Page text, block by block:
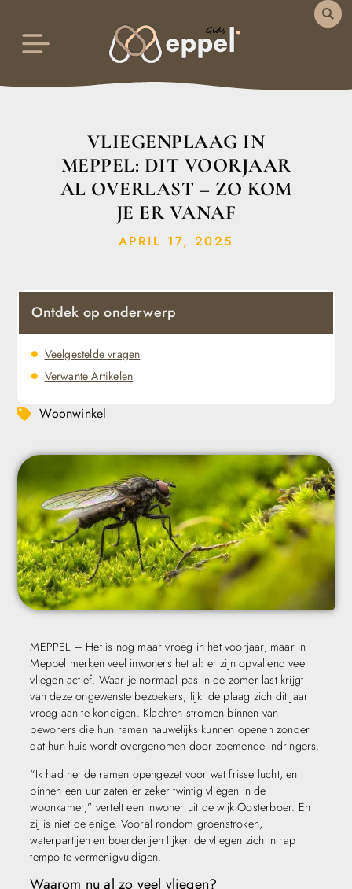
VLIEGENPLAAG IN
MEPPEL: DIT VOORJAAR
AL OVERLAST – ZO KOM
JE ER VANAF
APRIL 17, 2025
MEPPEL – Het is nog maar vroeg in het voorjaar, maar in
Meppel merken veel inwoners het al: er zijn opvallend veel
vliegen actief. Waar je normaal pas in de zomer last krijgt
van deze ongewenste bezoekers, lijkt de plaag zich dit jaar
vroeg aan te kondigen. Klachten stromen binnen van
bewoners die hun ramen nauwelijks kunnen openen zonder
dat hun huis wordt overgenomen door zoemende indringers.
“Ik had net de ramen opengezet voor wat frisse lucht, en
binnen een uur zaten er zeker twintig vliegen in de
woonkamer,” vertelt een inwoner uit de wijk Oosterboer. En
zij is niet de enige. Vooral rondom groenstroken,
waterpartijen en boerderijen lijken de vliegen zich in rap
tempo te vermenigvuldigen.
Waarom nu al zo veel vliegen?
Ontdek op onderwerp
Veelgestelde vragen
Verwante Artikelen
Woonwinkel